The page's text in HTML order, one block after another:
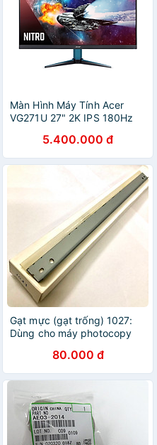
Màn Hình Máy Tính Acer
VG271U 27" 2K IPS 180Hz
(UM.HV1SV.301) - Hàng
Chính Hãng
5.400.000 đ
Gạt mực (gạt trống) 1027:
Dùng cho máy photocopy
3025 | 3030 | MP 2352 |
2510 | 2550 | 2851 | 2852 |
3010 | 3350 | 3351 | 3352 |
2553 | 3053 | 3353 ( HA -
Hàng nhập khẩu )
80.000 đ